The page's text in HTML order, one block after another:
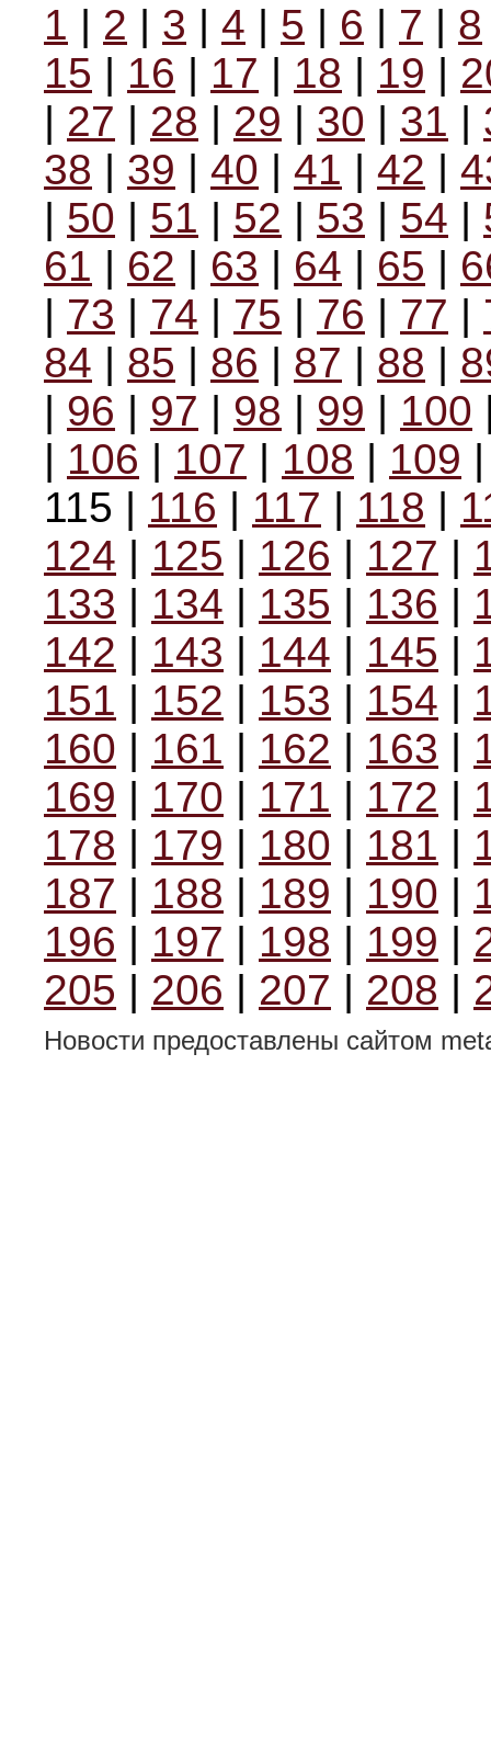
1 | 2 | 3 | 4 | 5 | 6 | 7 | 8
15 | 16 | 17 | 18 | 19 |
| 27 | 28 | 29 | 30 | 31 |
38 | 39 | 40 | 41 | 42 |
| 50 | 51 | 52 | 53 | 54 |
61 | 62 | 63 | 64 | 65 |
| 73 | 74 | 75 | 76 | 77 |
84 | 85 | 86 | 87 | 88 |
| 96 | 97 | 98 | 99 | 100
| 106 | 107 | 108 | 109
115 | 116 | 117 | 118 |
124 | 125 | 126 | 127 |
133 | 134 | 135 | 136 |
142 | 143 | 144 | 145 |
151 | 152 | 153 | 154 |
160 | 161 | 162 | 163 |
169 | 170 | 171 | 172 |
178 | 179 | 180 | 181 |
187 | 188 | 189 | 190 |
196 | 197 | 198 | 199 |
205 | 206 | 207 | 208 |
Новости предоставлены сайтом